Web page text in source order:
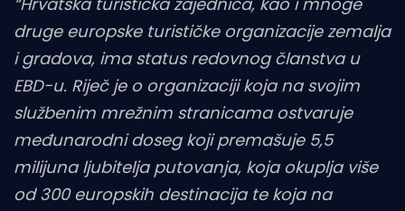
druge europske turističke organizacije zemalja
i gradova, ima status redovnog članstva u
EBD-u. Riječ je o organizaciji koja na svojim
službenim mrežnim stranicama ostvaruje
međunarodni doseg koji premašuje 5,5
milijuna ljubitelja putovanja, koja okuplja više
od 300 europskih destinacija te koja na